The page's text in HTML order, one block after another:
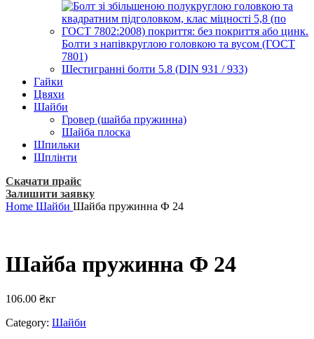
Болти з напівкруглою головкою та вусом (ГОСТ
7801)
Шестигранні болти 5.8 (DIN 931 / 933)
Гайки
Цвяхи
Шайби
Гровер (шайба пружинна)
Шайба плоска
Шпильки
Шплінти
Скачати прайс
Залишити заявку
Home Шайби Шайба пружинна Ф 24
Шайба пружинна Ф 24
106.00 ₴кг
Category: Шайби